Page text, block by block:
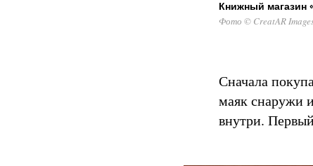
Книжный магазин
Фото © CreatAR
Сначала
маяк снаружи
внутри.